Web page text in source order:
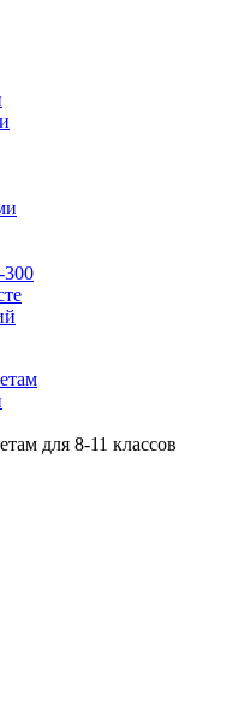
300
для 8-11 классов